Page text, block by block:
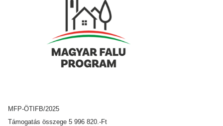
MFP-ÖTIFB/2025
Támogatás összege 5 996 820.-Ft